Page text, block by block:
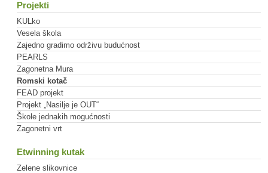
Projekti
KULko
Vesela škola
Zajedno gradimo održivu budućnost
PEARLS
Zagonetna Mura
Romski kotač
FEAD projekt
Projekt „Nasilje je OUT“
Škole jednakih mogućnosti
Zagonetni vrt
Etwinning kutak
Zelene slikovnice